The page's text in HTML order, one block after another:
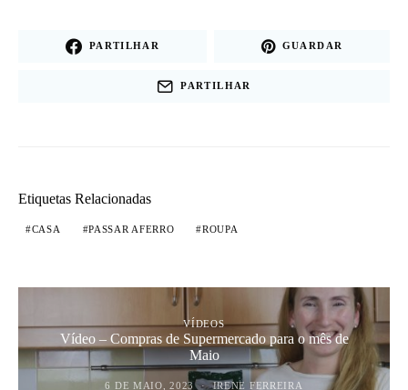
PARTILHAR GUARDAR
PARTILHAR
Etiquetas Relacionadas
CASA PASSAR AFERRO ROUPA
VÍDEOS
Vídeo – Compras de Supermercado para o mês de
Maio
6 DE MAIO, 2023 IRENE FERREIRA